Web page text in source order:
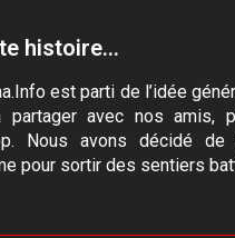
histoire...
est parti de l’idée
avec nos amis,
Nous avons décidé
pour sortir des sentiers